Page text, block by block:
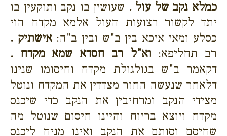
כמלא נקב של עול . שעושין בו נקב ותוקעין בו
יתד לקשור רצועות העול אלמא מקדח הוי
כסלע ומאי איכא בין ב"ש ובין ב"ה:אישתיק .
רב תחליפא: וא"ל רב חסדא שמא מקדח .
דקאמר ב"ש בגולגולת מקדח וחיסומו שנינו
דלאחר שנעשה החור מצדדין את המקדח ונוטל
מצידי הנקב ומרחיבין את הנקב כדי שיכנס
מקדח ויוצא בריוח והיינו חיסום שנוטל מה
שחיסם וסותם את הנקב ואינו מניח ליכנס